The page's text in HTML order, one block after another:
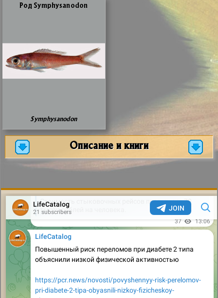
Род Symphysanodon
Symphysanodon
Описание и книги